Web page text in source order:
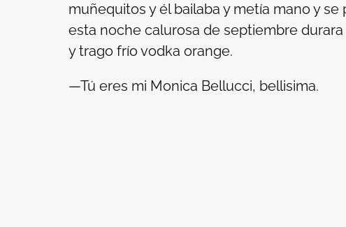
muñequitos y él bailaba y metía mano y
esta noche calurosa de septiembre
y trago frío vodka orange.
—Tú eres mi Monica Bellucci, bellisima.